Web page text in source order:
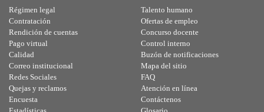
Régimen legal
Contratación
Rendición de cuentas
Pago virtual
Calidad
Talento humano
Ofertas de empleo
Concurso docente
Control interno
Buzón de notificaciones
Correo institucional
Redes Sociales
Quejas y reclamos
Encuesta
Mapa del sitio
FAQ
Atención en línea
Contáctenos